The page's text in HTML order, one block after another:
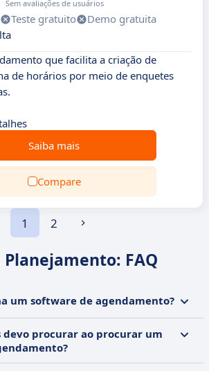
Sem avaliações de usuários
Teste gratuito
Demo gratuita
que facilita a criação de
de horários por meio de enquetes
Saiba mais
Compare
1 2
FAQ
um software de agendamento?
devo procurar ao procurar um